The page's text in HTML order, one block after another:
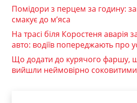
Помідори з перцем за годину:
смакує до м’яса
На трасі біля Коростеня аварія
авто: водіїв попереджають про
Що додати до курячого фаршу,
вийшли неймовірно соковитими